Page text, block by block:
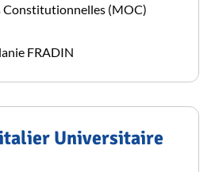
Constitutionnelles (MOC)
FRADIN
Universitaire